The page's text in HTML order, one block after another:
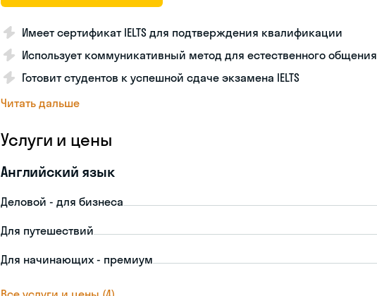
Имеет сертификат IELTS для подтверждения квалификации
Использует коммуникативный метод для естественного общения
Готовит студентов к успешной сдаче экзамена IELTS
Читать дальше
Услуги и цены
Английский язык
Деловой - для бизнеса
Для путешествий
Для начинающих - премиум